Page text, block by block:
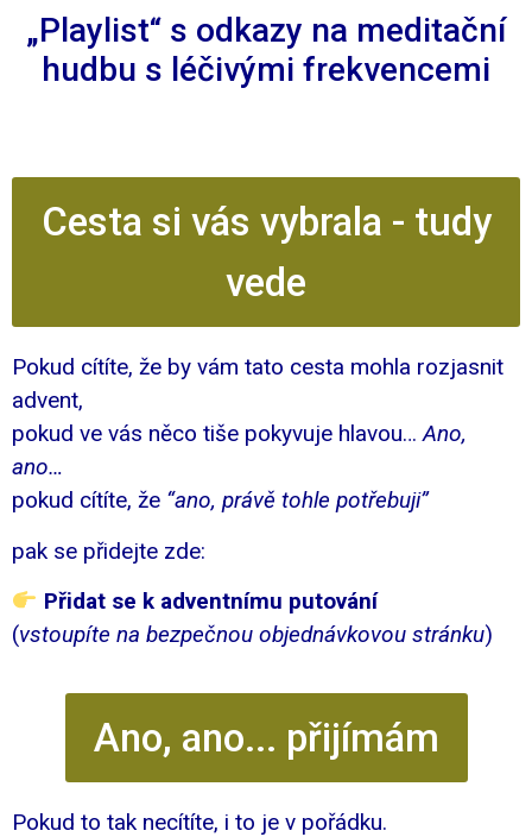
„Playlist“ s odkazy na meditační
hudbu s léčivými frekvencemi
Cesta si vás vybrala - tudy
vede
Pokud cítíte, že by vám tato cesta mohla rozjasnit
advent,
pokud ve vás něco tiše pokyvuje hlavou…Ano,
ano…
pokud cítíte, že “ano, právě tohle potřebuji”
pak se přidejte zde:
Přidat se k adventnímu putování
(vstoupíte na bezpečnou objednávkovou stránku)
Ano, ano... přijímám
Pokud to tak necítíte, i to je v pořádku.